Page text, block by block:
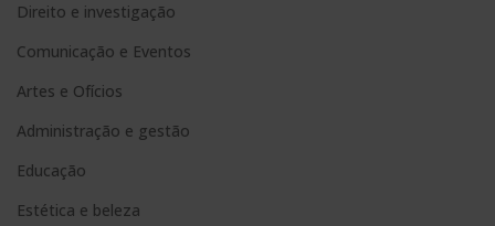
e
r
n
i
v
Direito e investigação
Comunicação e Eventos
Artes e Ofícios
Administração e gestão
Educação
Estética e beleza